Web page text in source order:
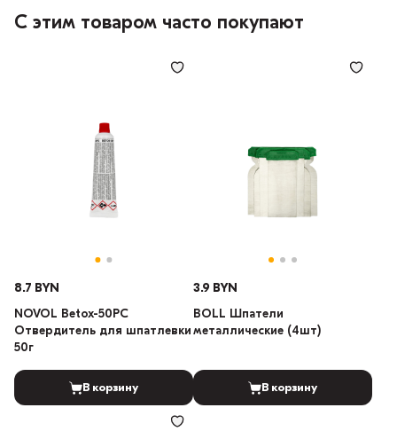
С этим товаром часто покупают
8.7 BYN
NOVOL Betox-50PC
Отвердитель для шпатлевки
50г
В корзину
3.9 BYN
BOLL Шпатели
металлические (4шт)
В корзину